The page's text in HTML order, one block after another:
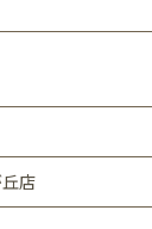
店